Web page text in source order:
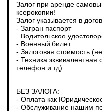
Залог при аренде
ксерокопии!
Залог указывается в
- Загран паспорт
- Водительское
- Военный билет
- Залоговая стоимость
- Техника эквивалентная
телефон и тд)
БЕЗ ЗАЛОГА:
- Оплата как
- Обслуживание нашим